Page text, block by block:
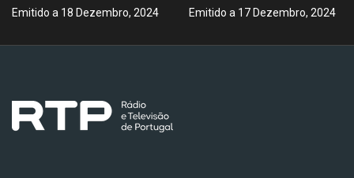
Emitido a 18 Dezembro, 2024 Emitido a 17 Dezembro, 2024